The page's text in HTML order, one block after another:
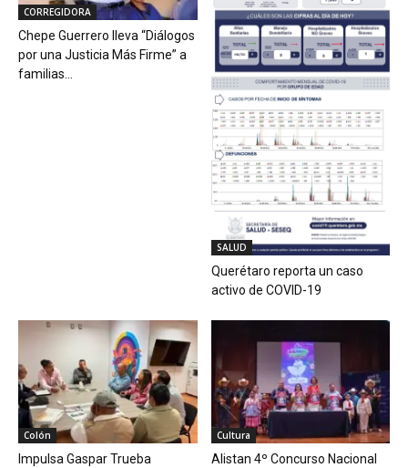
CORREGIDORA
Chepe Guerrero lleva “Diálogos
por una Justicia Más Firme” a
familias...
SALUD
Querétaro reporta un caso
activo de COVID-19
Colón
Impulsa Gaspar Trueba
Cultura
Alistan 4º Concurso Nacional